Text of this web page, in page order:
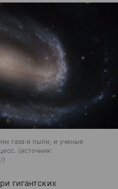
газа и пыли, и ученые
источник:
гигантских